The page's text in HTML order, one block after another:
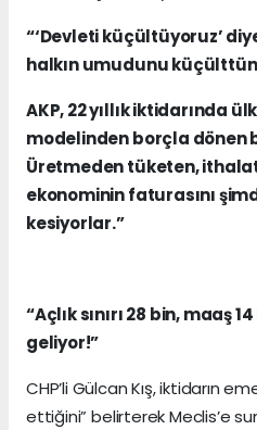
“‘Devleti küçültüyoruz’
halkın umudunu
AKP, 22 yıllık iktidarında
modelinden borçla dönen
Üretmeden tüketen,
ekonominin faturasını
kesiyorlar.”
“Açlık sınırı 28 bin, maaş
geliyor!”
CHP’li Gülcan Kış, iktidarın
ettiğini” belirterek Meclis’e